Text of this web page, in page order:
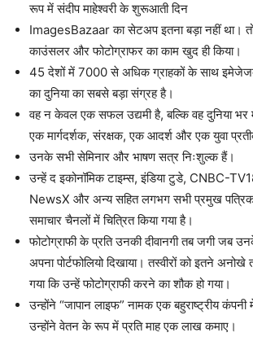
रूप में संदीप माहेश्वरी के शुरूआती दिन
ImagesBazaar का सेटअप इतना बड़ा नहीं था।
काउंसलर और फोटोग्राफर का काम खुद ही किया।
45 देशों में 7000 से अधिक ग्राहकों के साथ
का दुनिया का सबसे बड़ा संग्रह है।
वह न केवल एक सफल उद्यमी है, बल्कि वह दुनिया भर
एक मार्गदर्शक, संरक्षक, एक आदर्श और एक युवा
उनके सभी सेमिनार और भाषण सत्र निःशुल्क हैं।
उन्हें द इकोनॉमिक टाइम्स, इंडिया टुडे, CNBC-
NewsX और अन्य सहित लगभग सभी प्रमुख
समाचार चैनलों में चित्रित किया गया है।
फोटोग्राफी के प्रति उनकी दीवानगी तब जगी जब
अपना पोर्टफोलियो दिखाया। तस्वीरों को इतने
गया कि उन्हें फोटोग्राफी करने का शौक हो गया।
उन्होंने “जापान लाइफ” नामक एक बहुराष्ट्रीय कंपनी
उन्होंने वेतन के रूप में प्रति माह एक लाख कमाए।